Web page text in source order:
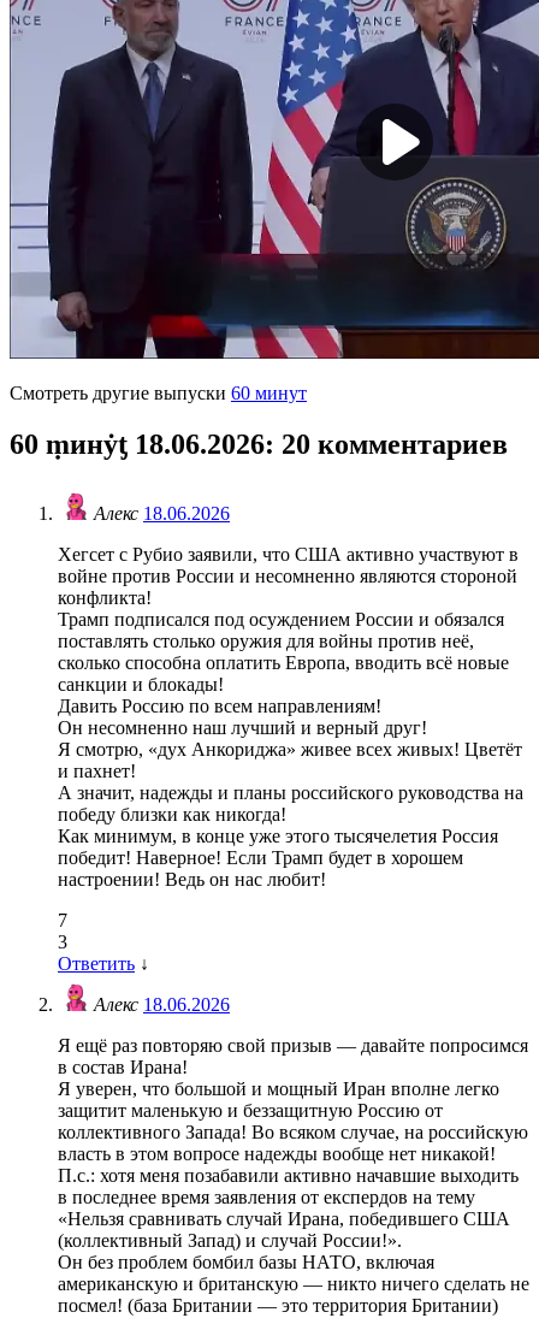
Смотреть другие выпуски 60 минут
60 ṃинẏƫ 18.06.2026: 20 комментариев
Алекс 18.06.2026
Хегсет с Рубио заявили, что США активно участвуют в
войне против России и несомненно являются стороной
конфликта!
Трамп подписался под осуждением России и обязался
поставлять столько оружия для войны против неё,
сколько способна оплатить Европа, вводить всё новые
санкции и блокады!
Давить Россию по всем направлениям!
Он несомненно наш лучший и верный друг!
Я смотрю, «дух Анкориджа» живее всех живых! Цветёт
и пахнет!
А значит, надежды и планы российского руководства на
победу близки как никогда!
Как минимум, в конце уже этого тысячелетия Россия
победит! Наверное! Если Трамп будет в хорошем
настроении! Ведь он нас любит!
7
3
Ответить ↓
Алекс 18.06.2026
Я ещё раз повторяю свой призыв — давайте попросимся
в состав Ирана!
Я уверен, что большой и мощный Иран вполне легко
защитит маленькую и беззащитную Россию от
коллективного Запада! Во всяком случае, на российскую
власть в этом вопросе надежды вообще нет никакой!
П.с.: хотя меня позабавили активно начавшие выходить
в последнее время заявления от експердов на тему
«Нельзя сравнивать случай Ирана, победившего США
(коллективный Запад) и случай России!».
Он без проблем бомбил базы НАТО, включая
американскую и британскую — никто ничего сделать не
посмел! (база Британии — это территория Британии)